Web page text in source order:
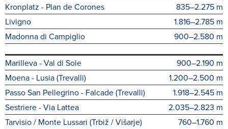
Kronplatz - Plan de Corones
835–2.275 m
Livigno
1.816–2.785 m
Madonna di Campiglio
900–2.580 m
Marilleva - Val di Sole
900–2.190 m
Moena - Lusia (Trevalli)
1.200–2.500 m
Passo San Pellegrino - Falcade (Trevalli)
1.918–2.545 m
Sestriere - Via Lattea
2.035–2.823 m
Tarvisio / Monte Lussari (Trbiž / Višarje)
760–1.760 m